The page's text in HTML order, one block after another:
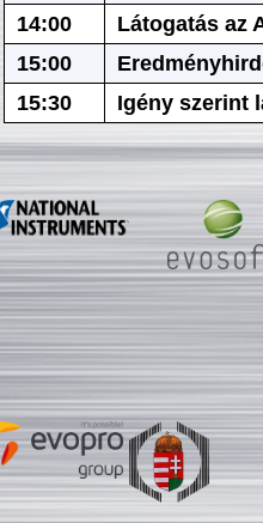
14:00
Látogatás az
15:00
15:30
Igény szerint